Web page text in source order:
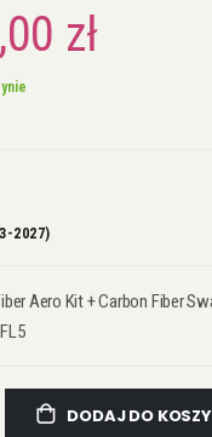
zł
2027)
Aero Kit + Carbon Fiber
DODAJ DO